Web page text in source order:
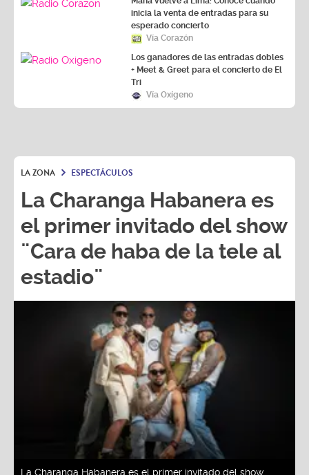
esperado concierto
Vía Corazón
Los ganadores de las entradas dobles
+ Meet & Greet para el concierto de El
Tri
La Charanga Habanera es
el primer invitado del show
¨Cara de haba de la tele al
estadio¨
La Charanga Habanera es el primer invitado del show
¨Cara de haba de la tele al estadio¨